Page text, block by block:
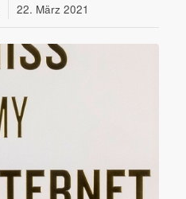
22. März 2021